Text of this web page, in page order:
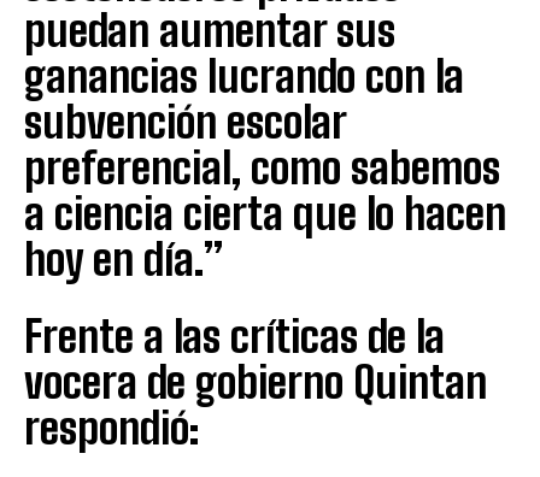
puedan aumentar sus
ganancias lucrando con la
subvención escolar
preferencial, como sabemos
a ciencia cierta que lo hacen
hoy en día.”
Frente a las críticas de la
vocera de gobierno Quintan
respondió: